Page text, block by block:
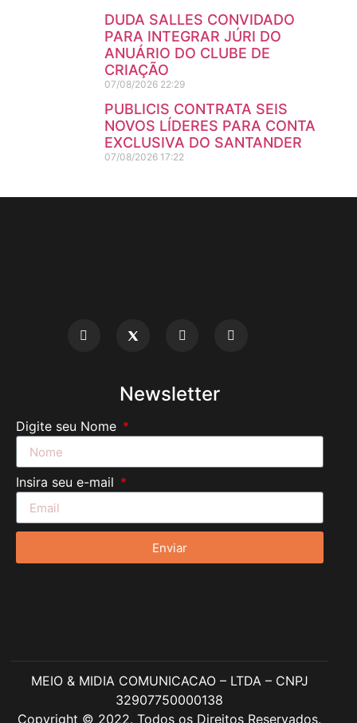
DUDA SALLES CONVIDADO
PARA INTEGRAR JÚRI DO
ANUÁRIO DO CLUBE DE
CRIAÇÃO
07/08/2026 22:29
PUBLICIS CONTRATA SEIS
NOVOS LÍDERES PARA CONTA
EXCLUSIVA DO SANTANDER
07/08/2026 17:22
Newsletter
Digite seu Nome
Insira seu e-mail
Enviar
MEIO & MIDIA COMUNICACAO – LTDA – CNPJ
32907750000138
Copyright © 2022. Todos os Direitos Reservados.